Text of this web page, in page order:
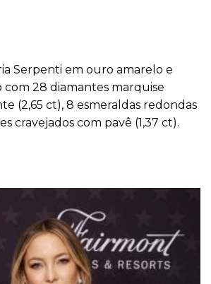
Serpenti em ouro amarelo e
com 28 diamantes marquise
(2,65 ct), 8 esmeraldas redondas
cravejados com pavê (1,37 ct).